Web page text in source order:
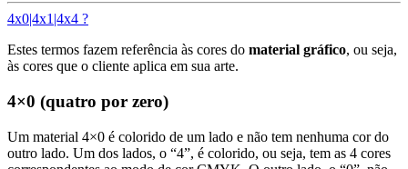
4x0|4x1|4x4 ?
Estes termos fazem referência às cores do material gráfico, ou seja,
às cores que o cliente aplica em sua arte.
4×0 (quatro por zero)
Um material 4×0 é colorido de um lado e não tem nenhuma cor do
outro lado. Um dos lados, o “4”, é colorido, ou seja, tem as 4 cores